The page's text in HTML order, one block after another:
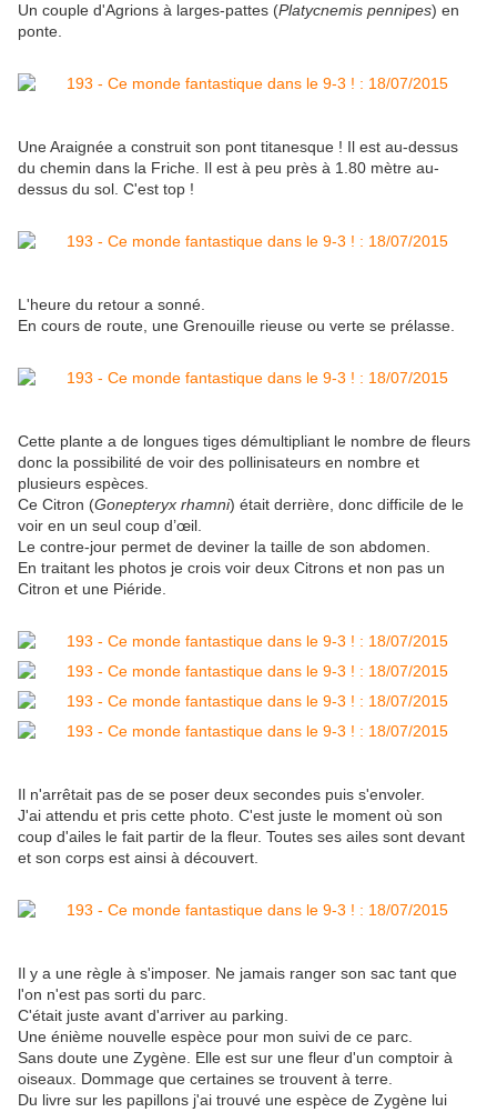
Un couple d'Agrions à larges-pattes (Platycnemis pennipes) en
ponte.
Une Araignée a construit son pont titanesque ! Il est au-dessus
du chemin dans la Friche. Il est à peu près à 1.80 mètre au-
dessus du sol. C'est top !
L'heure du retour a sonné.
En cours de route, une Grenouille rieuse ou verte se prélasse.
Cette plante a de longues tiges démultipliant le nombre de fleurs
donc la possibilité de voir des pollinisateurs en nombre et
plusieurs espèces.
Ce Citron (Gonepteryx rhamni) était derrière, donc difficile de le
voir en un seul coup d’œil.
Le contre-jour permet de deviner la taille de son abdomen.
En traitant les photos je crois voir deux Citrons et non pas un
Citron et une Piéride.
Il n'arrêtait pas de se poser deux secondes puis s'envoler.
J'ai attendu et pris cette photo. C'est juste le moment où son
coup d'ailes le fait partir de la fleur. Toutes ses ailes sont devant
et son corps est ainsi à découvert.
Il y a une règle à s'imposer. Ne jamais ranger son sac tant que
l'on n'est pas sorti du parc.
C'était juste avant d'arriver au parking.
Une énième nouvelle espèce pour mon suivi de ce parc.
Sans doute une Zygène. Elle est sur une fleur d'un comptoir à
oiseaux. Dommage que certaines se trouvent à terre.
Du livre sur les papillons j'ai trouvé une espèce de Zygène lui